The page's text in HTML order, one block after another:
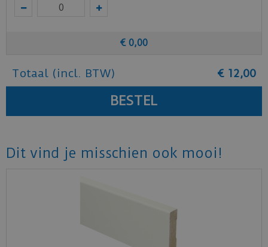
€ 0,00
Totaal (incl. BTW) € 12,00
Dit vind je misschien ook mooi!